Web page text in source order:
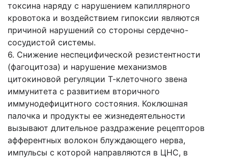
токсина наряду с нарушением капиллярного
кровотока и воздействием гипоксии являются
причиной нарушений со стороны сердечно-
сосудистой системы.
6. Снижение неспецифической резистентности
(фагоцитоза) и нарушение механизмов
цитокиновой регуляции Т-клеточного звена
иммунитета с развитием вторичного
иммунодефицитного состояния. Коклюшная
палочка и продукты ее жизнедеятельности
вызывают длительное раздражение рецепторов
афферентных волокон блуждающего нерва,
импульсы с которой направляются в ЦНС, в